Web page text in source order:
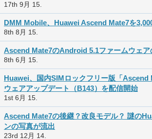
17th 9月 15.
DMM Mobile、Huawei Ascend Mate7を
8th 8月 15.
Ascend Mate7のAndroid 5.1ファームウェア
8th 6月 15.
Huawei、国内SIMロックフリー版「Ascend
ウェアアップデート（B143）を配信開始
1st 6月 15.
Ascend Mate7の後継？改良モデル？ 謎の
ンの写真が流出
23rd 12月 14.